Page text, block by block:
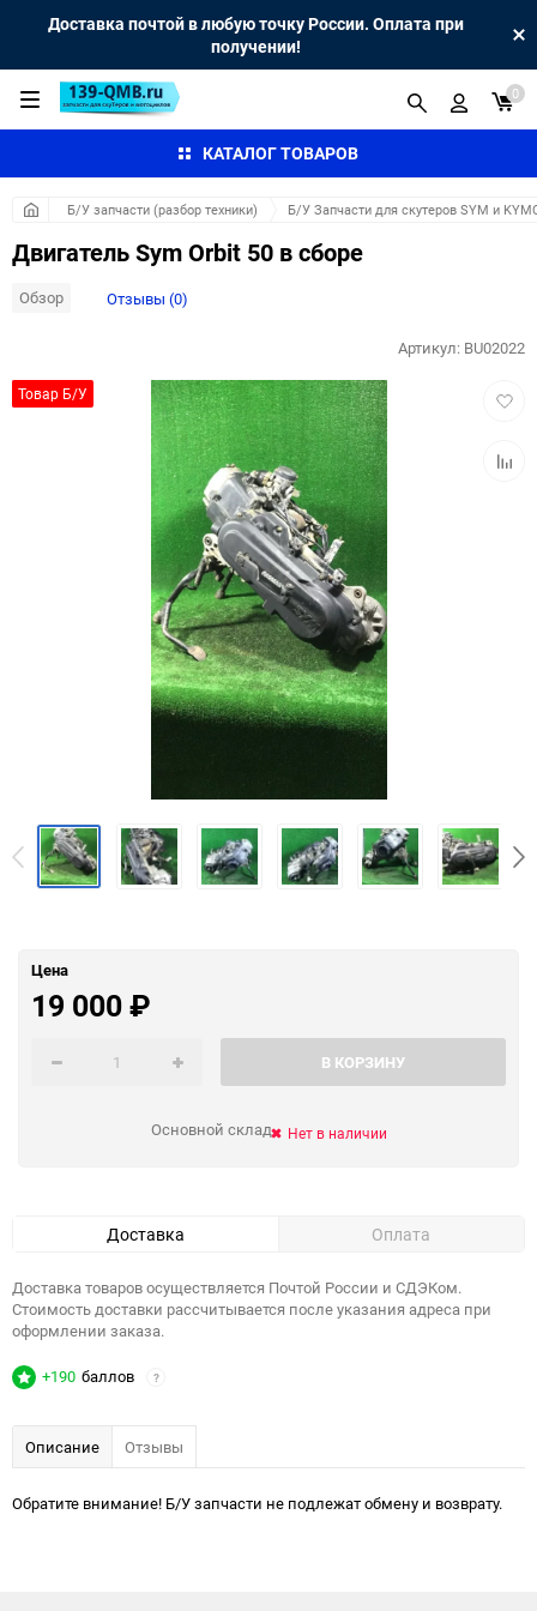
Доставка почтой в любую точку России. Оплата при
получении!
КАТАЛОГ ТОВАРОВ
0
Б/У запчасти (разбор техники) Б/У Запчасти для скутеров SYM и
Двигатель Sym Orbit 50 в сборе
Обзор Отзывы (0)
Товар Б/У
Артикул: BU02022
Цена
19 000₽
В КОРЗИНУ
Основной склад Нет в наличии
Доставка Оплата
Доставка товаров осуществляется Почтой России и СДЭКом.
Стоимость доставки рассчитывается после указания адреса при
оформлении заказа.
+190 баллов ?
Описание Отзывы
Обратите внимание! Б/У запчасти не подлежат обмену и возврату.